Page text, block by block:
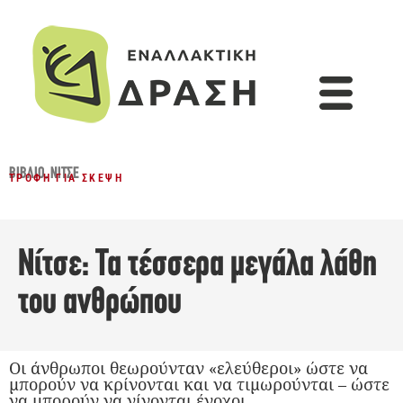
ΒΙΒΛΊΟ,ΝΊΤΣΕ
ΤΡΟΦΉ ΓΙΑ ΣΚΈΨΗ
Νίτσε: Τα τέσσερα μεγάλα λάθη
του ανθρώπου
Οι άνθρωποι θεωρούνταν «ελεύθεροι» ώστε να
μπορούν να κρίνονται και να τιμωρούνται – ώστε